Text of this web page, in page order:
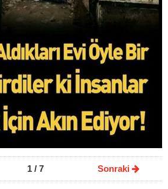
1/ 7 Sonraki